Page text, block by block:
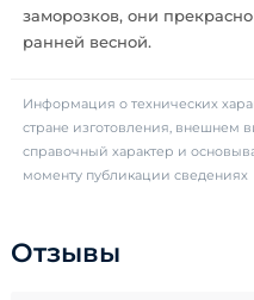
заморозков, они
ранней весной.
Информация о технических
стране изготовления, внешнем
справочный характер и
моменту публикации сведениях
Отзывы